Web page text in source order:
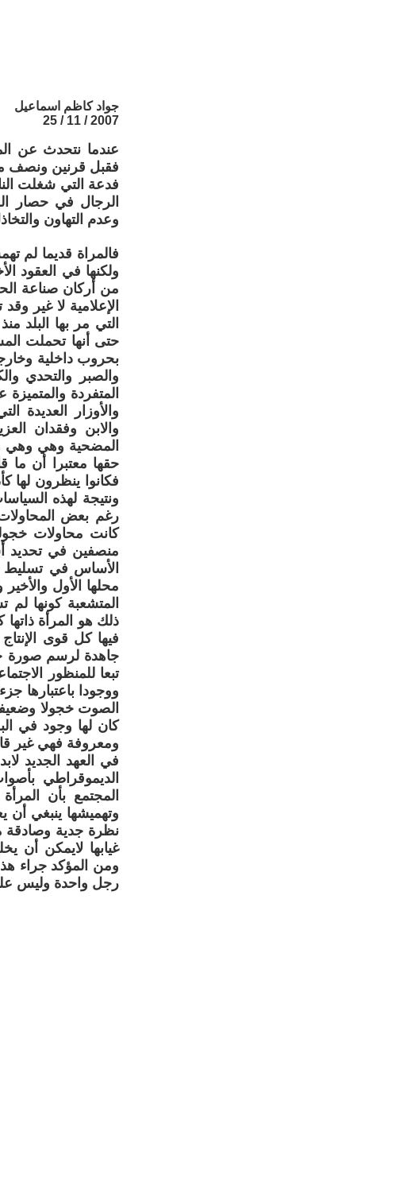
جواد كاظم اسماعيل
2007 / 11 / 25
عندما نتحدث عن
فقبل قرنين ونصف
فدعة التي شغلت
الرجال في حصار
وعدم التهاون
فالمراة قديما لم
ولكنها في العقود
من أركان صناعة
الإعلامية لا غير
التي مر بها البلد
حتى أنها تحملت
بحروب داخلية
والصبر والتحدي
المتفردة
والأوزار
والابن وفقدان
المضحية وهي وهي
حقها معتبرا أن ما
فكانوا ينظرون لها
ونتيجة لهذه
رغم بعض
كانت محاولات
منصفين في تحديد
الأساس في تسليط
محلها الأول
المتشعبة كونها
ذلك هو المرأة
فيها كل قوى
جاهدة لرسم صورة
تبعا للمنظور
ووجودا باعتبارها
الصوت خجولا
كان لها وجود في
ومعروفة فهي غير
في العهد الجديد
الديموقراطي
المجتمع بأن
وتهميشها ينبغي
نظرة جدية وصادقة
غيابها لايمكن أن
ومن المؤكد جراء
رجل واحدة وليس